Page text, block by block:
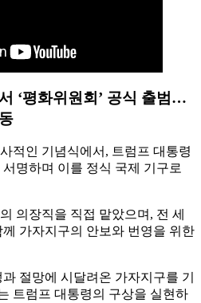
‘평화위원회’ 공식 출범…
적인 기념식에서, 트럼프 대통령
명하며 이를 정식 국제 기구로
의장직을 직접 맡았으며, 전 세
가자지구의 안보와 번영을 위한
절망에 시달려온 가자지구를 기
트럼프 대통령의 구상을 실현하